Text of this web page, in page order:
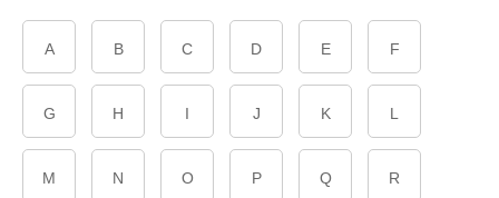
A B C D E F
G H I J K L
M N O P Q R